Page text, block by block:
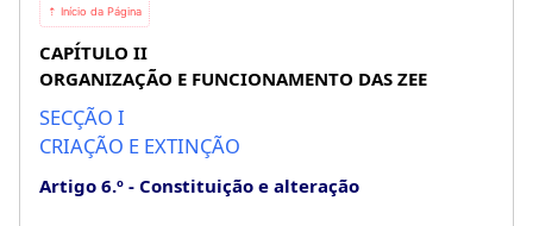
⇡ Início da Página
CAPÍTULO II
ORGANIZAÇÃO E FUNCIONAMENTO DAS ZEE
SECÇÃO I
CRIAÇÃO E EXTINÇÃO
Artigo 6.º Constituição e alteração